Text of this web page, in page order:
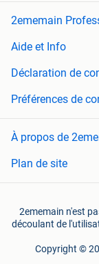
2ememain
Aide et Info
Déclaration de
Préférences de
À propos de
Plan de site
2ememain n'est
découlant de
Copyright ©